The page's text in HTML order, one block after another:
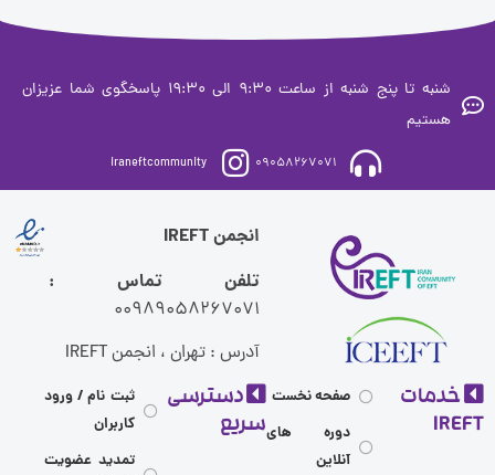
شنبه تا پنج شنبه از ساعت 9:30 الی 19:30 پاسخگوی شما عزیزان
09058267071
iraneftcommunity
تلفن تماس :
00989058267071
آدرس : تهران ، انجمن IREFT
صفحه نخست
دوره های
آنلاین
دسترسی
سریع
ثبت نام / ورود
کاربران
تمدید عضویت